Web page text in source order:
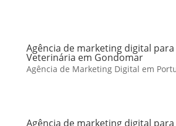
Agência de marketing digital para
Veterinária em Gondomar
Agência de Marketing Digital em
Agência de marketing digital para